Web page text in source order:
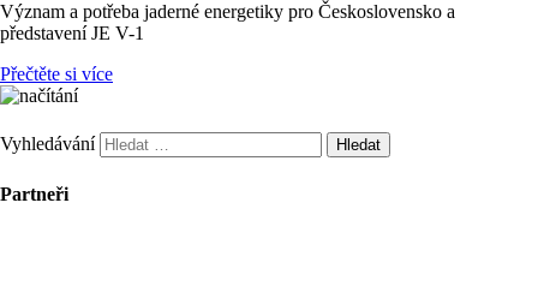
Význam a potřeba jaderné energetiky pro Československo a
představení JE V-1
Přečtěte si více
Vyhledávání
Partneři